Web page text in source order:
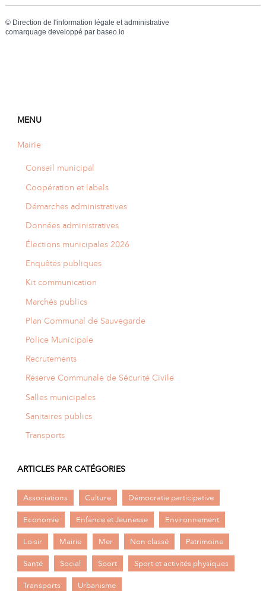
© Direction de l'information légale et administrative
comarquage developpé par baseo.io
MENU
Mairie
Conseil municipal
Coopération et labels
Démarches administratives
Données administratives
Élections municipales 2026
Enquêtes publiques
Kit communication
Marchés publics
Plan Communal de Sauvegarde
Police Municipale
Recrutements
Réserve Communale de Sécurité Civile
Salles municipales
Sanitaires publics
Transports
ARTICLES PAR CATÉGORIES
Associations Culture Démocratie participative
Economie Enfance et Jeunesse Environnement
Loisir Mairie Mer Non classé Patrimoine
Santé Social Sport Sport et activités physiques
Transports Urbanisme